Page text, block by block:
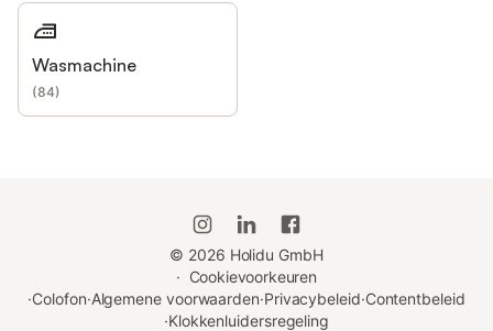
Wasmachine
(84)
© 2026 Holidu GmbH
· Cookievoorkeuren
·Colofon·Algemene voorwaarden·Privacybeleid·Contentbeleid
·Klokkenluidersregeling